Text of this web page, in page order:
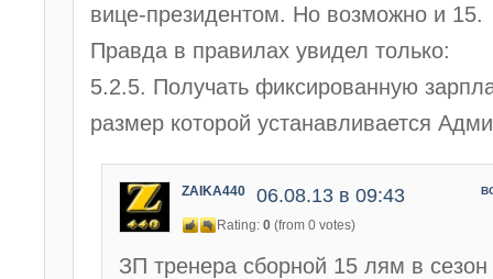
вице-президентом. Но возможно и 15.
Правда в правилах увидел только:
5.2.5. Получать фиксированную
размер которой устанавливается
ZAIKA440 06.08.13 в 09:43
Rating: 0 (from 0 votes)
ЗП тренера сборной 15 лям в